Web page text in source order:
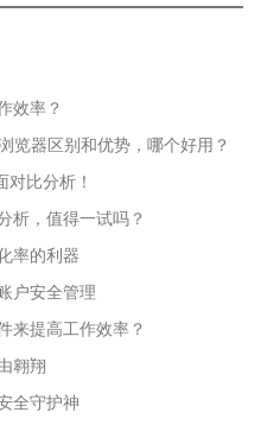
效率？
览器区别和优势，哪个好用？
比分析！
析，值得一试吗？
率的利器
户安全管理
来提高工作效率？
翱翔
全守护神